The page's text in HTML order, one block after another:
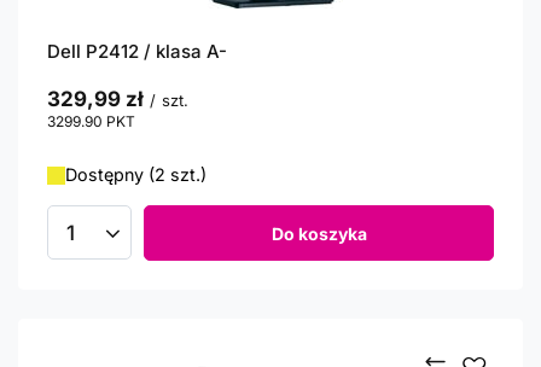
Dell P2412 / klasa A-
329,99 zł / szt.
3299.90 PKT
Dostępny (2 szt.)
Ilość produktów Do koszyka